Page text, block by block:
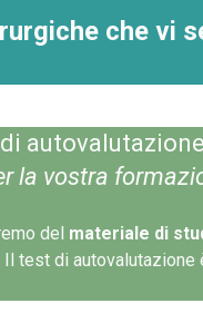
che vi
la vostra
del materiale di
. Il test di